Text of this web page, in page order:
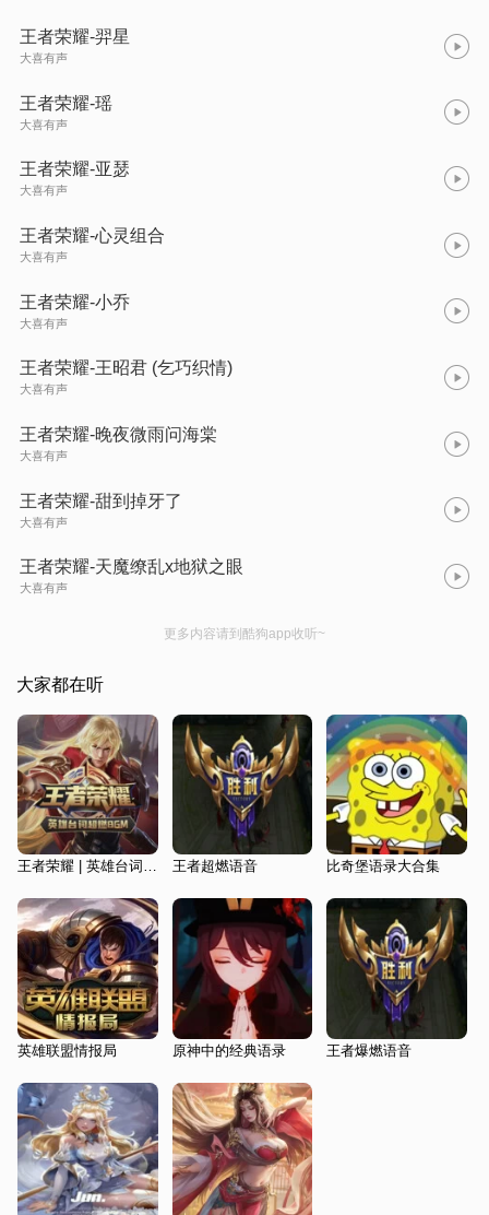
王者荣耀-羿星
大喜有声
王者荣耀-瑶
大喜有声
王者荣耀-亚瑟
大喜有声
王者荣耀-心灵组合
大喜有声
王者荣耀-小乔
大喜有声
王者荣耀-王昭君 (乞巧织情)
大喜有声
王者荣耀-晚夜微雨问海棠
大喜有声
王者荣耀-甜到掉牙了
大喜有声
王者荣耀-天魔缭乱x地狱之眼
大喜有声
更多内容请到酷狗app收听~
大家都在听
王者荣耀 | 英雄台词配音超燃BGM 王者超燃语音 比奇堡语录大合集
英雄联盟情报局 原神中的经典语录 王者爆燃语音